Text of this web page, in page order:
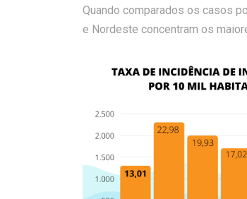
Quando comparados os casos
e Nordeste concentram os